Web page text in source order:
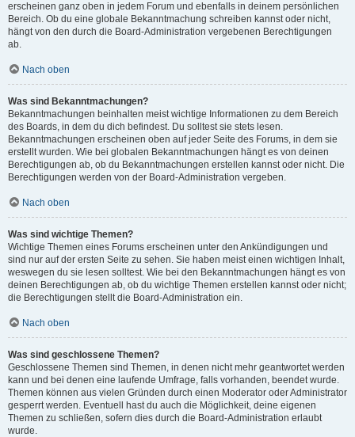
erscheinen ganz oben in jedem Forum und ebenfalls in deinem persönlichen
Bereich. Ob du eine globale Bekanntmachung schreiben kannst oder nicht,
hängt von den durch die Board-Administration vergebenen Berechtigungen
ab.
Nach oben
Was sind Bekanntmachungen?
Bekanntmachungen beinhalten meist wichtige Informationen zu dem Bereich
des Boards, in dem du dich befindest. Du solltest sie stets lesen.
Bekanntmachungen erscheinen oben auf jeder Seite des Forums, in dem sie
erstellt wurden. Wie bei globalen Bekanntmachungen hängt es von deinen
Berechtigungen ab, ob du Bekanntmachungen erstellen kannst oder nicht. Die
Berechtigungen werden von der Board-Administration vergeben.
Nach oben
Was sind wichtige Themen?
Wichtige Themen eines Forums erscheinen unter den Ankündigungen und
sind nur auf der ersten Seite zu sehen. Sie haben meist einen wichtigen Inhalt,
weswegen du sie lesen solltest. Wie bei den Bekanntmachungen hängt es von
deinen Berechtigungen ab, ob du wichtige Themen erstellen kannst oder nicht;
die Berechtigungen stellt die Board-Administration ein.
Nach oben
Was sind geschlossene Themen?
Geschlossene Themen sind Themen, in denen nicht mehr geantwortet werden
kann und bei denen eine laufende Umfrage, falls vorhanden, beendet wurde.
Themen können aus vielen Gründen durch einen Moderator oder Administrator
gesperrt werden. Eventuell hast du auch die Möglichkeit, deine eigenen
Themen zu schließen, sofern dies durch die Board-Administration erlaubt
wurde.